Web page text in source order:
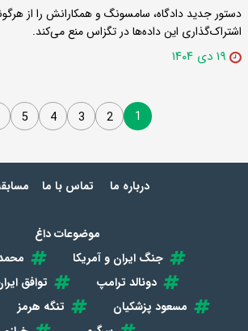
دستور جدید دادگاه، سامسونگ و همکارانش را از
اشتراک‌گذاری این داده‌ها در تگزاس منع می‌کند.
۱۹ دی ۱۴۰۴
1
2
3
4
5
درباره ما تماس با ما
موضوعات داغ
جنگ ایران و آمریکا
دونالد ترامپ
توافق
مسعود پزشکیان
تنگه هرمز